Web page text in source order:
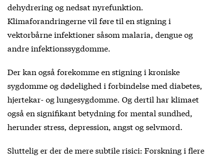
dehydrering og nedsat nyrefunktion.
Klimaforandringerne vil føre til en stigning i
vektorbårne infektioner såsom malaria, dengue og
andre infektionssygdomme.
Der kan også forekomme en stigning i kroniske
sygdomme og dødelighed i forbindelse med diabetes,
hjertekar- og lungesygdomme. Og dertil har klimaet
også en signifikant betydning for mental sundhed,
herunder stress, depression, angst og selvmord.
Sluttelig er der de mere subtile risici: Forskning i flere